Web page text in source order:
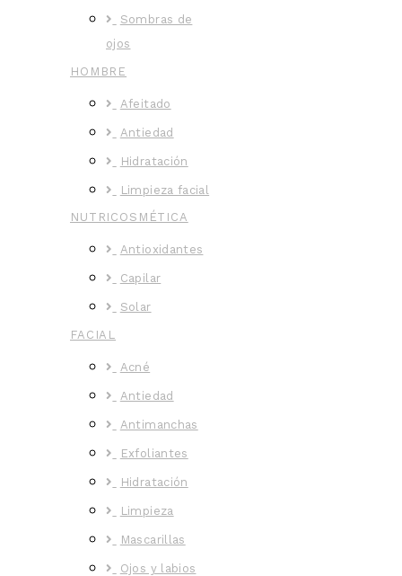
Sombras de
ojos
HOMBRE
Afeitado
Antiedad
Hidratación
Limpieza facial
NUTRICOSMÉTICA
Antioxidantes
Capilar
Solar
FACIAL
Acné
Antiedad
Antimanchas
Exfoliantes
Hidratación
Limpieza
Mascarillas
Ojos y labios